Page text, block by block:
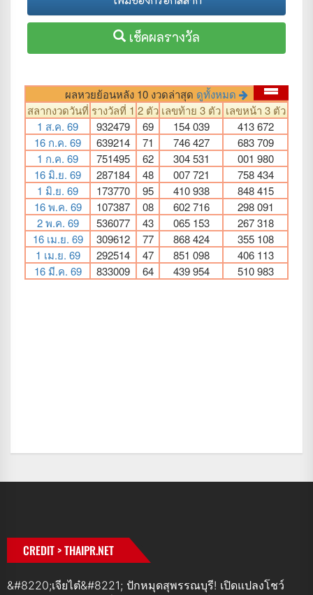
CREDIT > THAIPR.NET
&#8220;เจียไต๋&#8221; ปักหมุดสุพรรณบุรี! เปิดแปลงโชว์